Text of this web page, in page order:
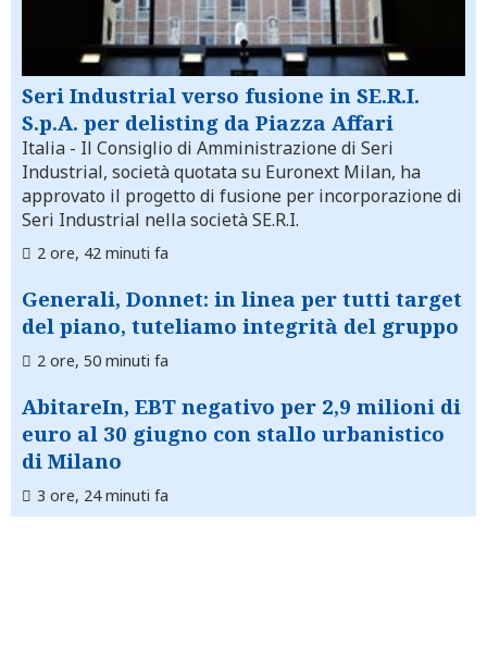
Seri Industrial verso fusione in SE.R.I.
S.p.A. per delisting da Piazza Affari
Italia - Il Consiglio di Amministrazione di Seri
Industrial, società quotata su Euronext Milan, ha
approvato il progetto di fusione per incorporazione di
Seri Industrial nella società SE.R.I.
2 ore, 42 minuti fa
Generali, Donnet: in linea per tutti target
del piano, tuteliamo integrità del gruppo
2 ore, 50 minuti fa
AbitareIn, EBT negativo per 2,9 milioni di
euro al 30 giugno con stallo urbanistico
di Milano
3 ore, 24 minuti fa